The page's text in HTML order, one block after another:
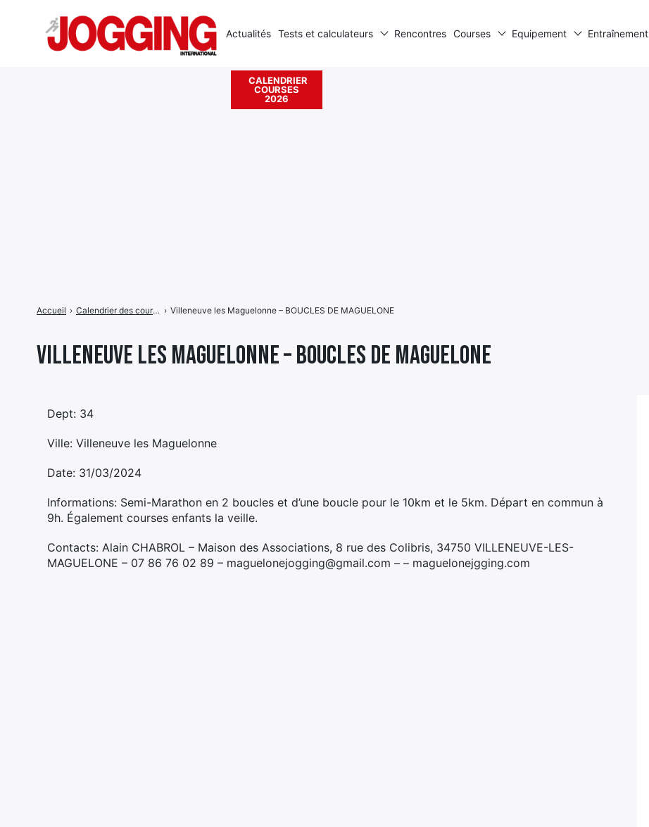
Villeneuve les Maguelonne – BOUCLES DE MAGUELONE
Accueil › Calendrier des courses › Villeneuve les Maguelonne – BOUCLES DE MAGUELONE
Dept: 34
Ville: Villeneuve les Maguelonne
Date: 31/03/2024
Informations: Semi-Marathon en 2 boucles et d’une boucle pour le 10km et le 5km. Départ en commun à
9h. Également courses enfants la veille.
Contacts: Alain CHABROL – Maison des Associations, 8 rue des Colibris, 34750 VILLENEUVE-LES-
MAGUELONE – 07 86 76 02 89 – maguelonejogging@gmail.com – – maguelonejgging.com
Actualités Tests et calculateurs Rencontres Courses Equipement Entraînement
CALENDRIER
COURSES
2026
Rechercher